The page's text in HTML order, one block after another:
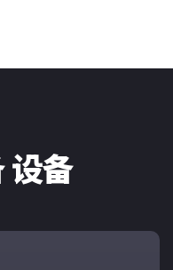
设备